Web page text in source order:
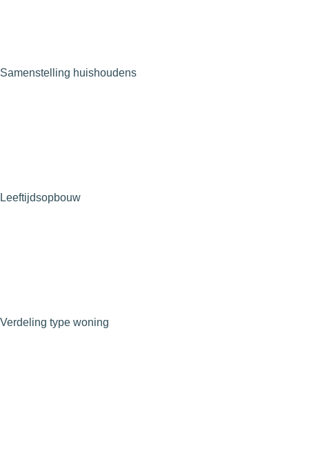
Samenstelling huishoudens
Leeftijdsopbouw
Verdeling type woning